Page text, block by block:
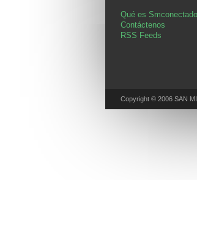
Qué es
Contáctenos
RSS Feeds
Copyright © 2006 SAN